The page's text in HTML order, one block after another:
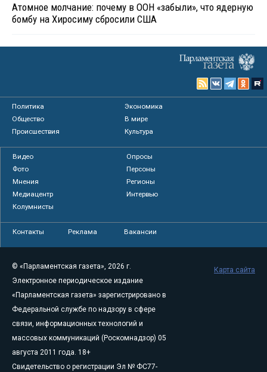
Атомное молчание: почему в ООН «забыли», что ядерную
бомбу на Хиросиму сбросили США
Политика
Экономика
Общество
В мире
Происшествия
Культура
Видео
Опросы
Фото
Персоны
Мнения
Регионы
Медиацентр
Интервью
Колумнисты
Контакты Реклама Вакансии
© «Парламентская газета», 2026 г.
Электронное периодическое издание
«Парламентская газета» зарегистрировано в
Федеральной службе по надзору в сфере
связи, информационных технологий и
массовых коммуникаций (Роскомнадзор) 05
августа 2011 года. 18+
Свидетельство о регистрации Эл № ФС77-
Карта сайта